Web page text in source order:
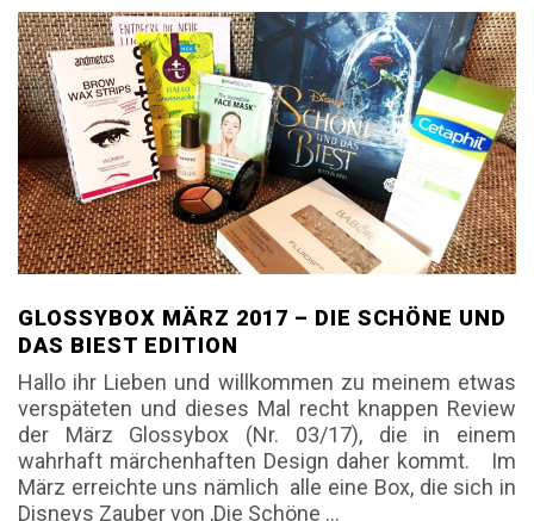
GLOSSYBOX MÄRZ 2017 – DIE SCHÖNE UND
DAS BIEST EDITION
Hallo ihr Lieben und willkommen zu meinem etwas
verspäteten und dieses Mal recht knappen Review
der März Glossybox (Nr. 03/17), die in einem
wahrhaft märchenhaften Design daher kommt. Im
März erreichte uns nämlich alle eine Box, die sich in
Disneys Zauber von ‚Die Schöne …